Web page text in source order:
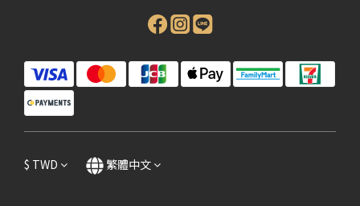
$ TWD 繁體中文